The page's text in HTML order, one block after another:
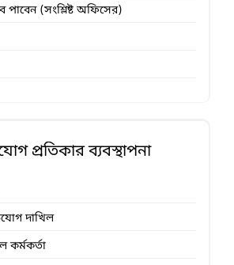
পাবেন (সংশ্লিষ্ট অফিসের)
প্রতিকার ব্যবস্থাপনা
দাখিল